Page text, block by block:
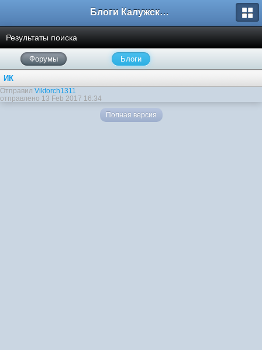
Блоги Калужского перекрестка
Результаты поиска
Форумы Блоги
ИК
Отправил Viktorch1311
отправлено 13 Feb 2017 16:34
Полная версия